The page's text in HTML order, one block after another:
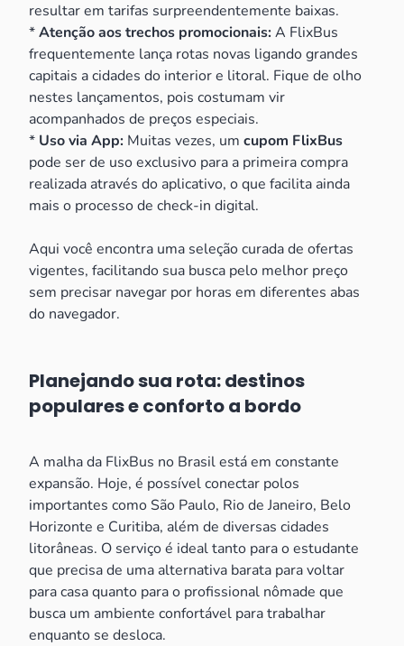
resultar em tarifas surpreendentemente baixas.
*Atenção aos trechos promocionais:A FlixBus
frequentemente lança rotas novas ligando grandes
capitais a cidades do interior e litoral. Fique de olho
nestes lançamentos, pois costumam vir
acompanhados de preços especiais.
* Uso via App: Muitas vezes, um cupom FlixBus
pode ser de uso exclusivo para a primeira compra
realizada através do aplicativo, o que facilita ainda
mais o processo de check-in digital.
Aqui você encontra uma seleção curada de ofertas
vigentes, facilitando sua busca pelo melhor preço
sem precisar navegar por horas em diferentes abas
do navegador.
Planejando sua rota: destinos
populares e conforto a bordo
A malha da FlixBus no Brasil está em constante
expansão. Hoje, é possível conectar polos
importantes como São Paulo, Rio de Janeiro, Belo
Horizonte e Curitiba, além de diversas cidades
litorâneas. O serviço é ideal tanto para o estudante
que precisa de uma alternativa barata para voltar
para casa quanto para o profissional nômade que
busca um ambiente confortável para trabalhar
enquanto se desloca.